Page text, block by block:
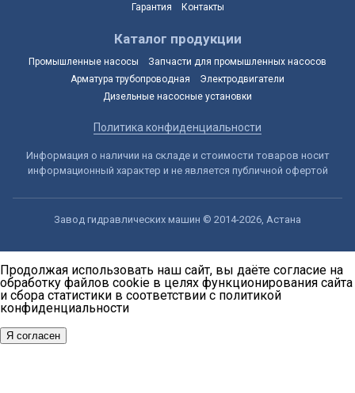
Гарантия
Контакты
Каталог продукции
Промышленные насосы
Запчасти для промышленных насосов
Арматура трубопроводная
Электродвигатели
Дизельные насосные установки
Политика конфиденциальности
Информация о наличии на складе и стоимости товаров носит
информационный характер и не является публичной офертой
Завод гидравлических машин © 2014-2026, Астана
Продолжая использовать наш сайт, вы даёте согласие на
обработку файлов cookie в целях функционирования сайта
и сбора статистики в соответствии с политикой
конфиденциальности
Я согласен